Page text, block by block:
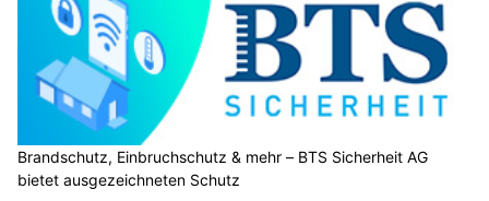
Brandschutz, Einbruchschutz & mehr – BTS Sicherheit AG
bietet ausgezeichneten Schutz